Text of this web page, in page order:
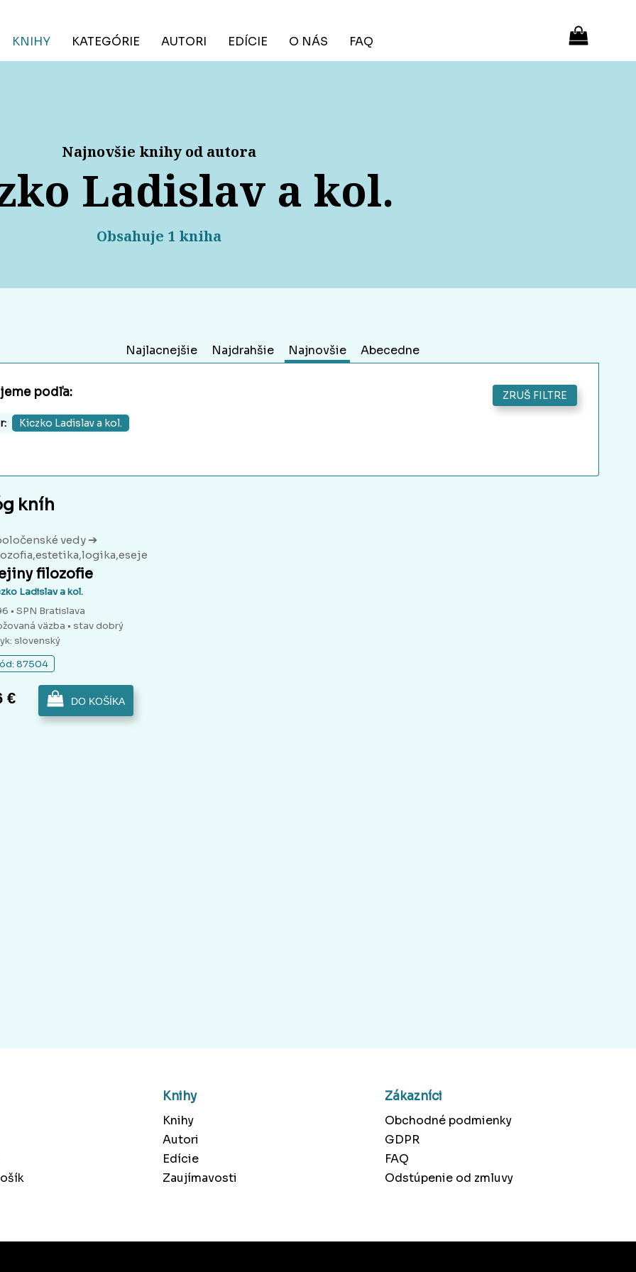
KNIHY KATEGÓRIE AUTORI EDÍCIE O NÁS FAQ
Najnovšie knihy od autora
Ladislav a kol.
Obsahuje 1 kniha
Najlacnejšie Najdrahšie Najnovšie Abecedne
podľa: ZRUŠ FILTRE
Kiczko Ladislav a kol.
kníh
vedy ➔
filozofie
Ladislav a kol.
• SPN Bratislava
väzba • stav dobrý
slovenský
87504
€ DO KOŠÍKA
Knihy
Knihy
Autori
Edície
Zaujímavosti
Zákazníci
Obchodné podmienky
GDPR
FAQ
Odstúpenie od zmluvy